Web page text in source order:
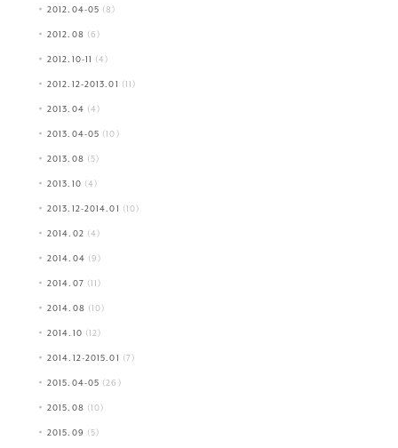
2012.04-05 (8)
2012.08 (6)
2012.10-11 (4)
2012.12-2013.01 (11)
2013.04 (4)
2013.04-05 (10)
2013.08 (5)
2013.10 (4)
2013.12-2014.01 (10)
2014.02 (4)
2014.04 (9)
2014.07 (11)
2014.08 (10)
2014.10 (12)
2014.12-2015.01 (7)
2015.04-05 (26)
2015.08 (10)
2015.09 (5)